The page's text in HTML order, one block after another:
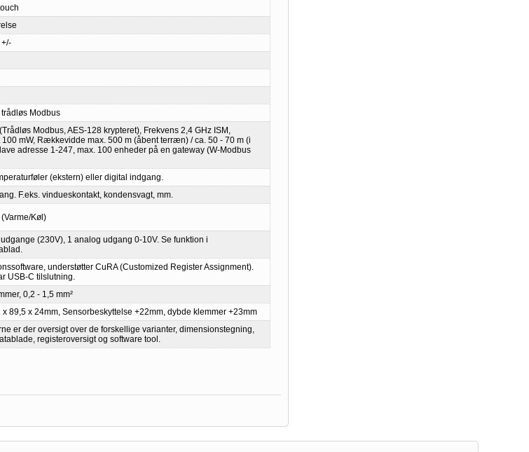
Modbus
Modbus, AES-128 krypteret), Frekvens 2,4 GHz ISM,
100 mW, Rækkevidde max. 500 m (åbent terræn) / ca. 50 - 70 m (i
adresse 1-247, max. 100 enheder på en gateway (W-Modbus
(ekstern) eller digital indgang.
F.eks. vindueskontakt, kondensvagt, mm.
Køl)
(230V), 1 analog udgang 0-10V. Se funktion i
understøtter CuRA (Customized Register Assignment).
USB-C tilslutning.
0,2 - 1,5 mm²
x 89,5 x 24mm, Sensorbeskyttelse +22mm, dybde klemmer +23mm
er der oversigt over de forskellige varianter, dimensionstegning,
registeroversigt og software tool.